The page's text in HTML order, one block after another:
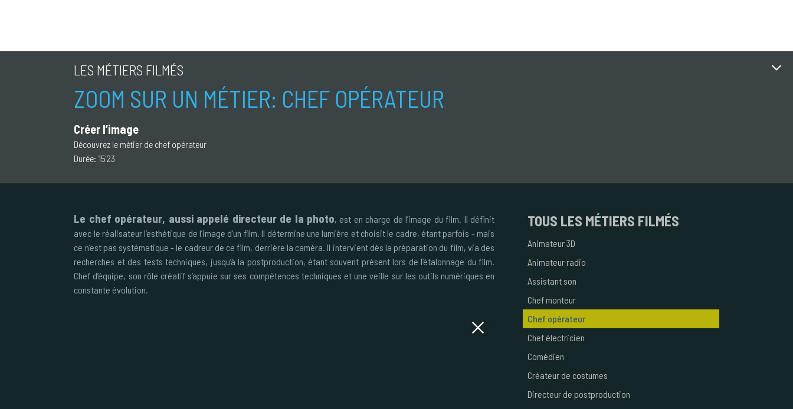
LES MÉTIERS FILMÉS
ZOOM SUR UN MÉTIER: CHEF OPÉRATEUR
Créer l’image
Découvrez le métier de chef opérateur
Durée: 15'23
Le chef opérateur, aussi appelé directeur de la photo, est en charge de l’image du film. Il définit
avec le réalisateur l’esthétique de l’image d’un film. Il détermine une lumière et choisit le cadre, étant parfois - mais
ce n’est pas systématique - le cadreur de ce film, derrière la caméra. Il intervient dès la préparation du film, via des
recherches et des tests techniques, jusqu’à la postproduction, étant souvent présent lors de l’étalonnage du film.
Chef d’équipe, son rôle créatif s’appuie sur ses compétences techniques et une veille sur les outils numériques en
constante évolution.
TOUS LES MÉTIERS FILMÉS
Animateur 3D
Animateur radio
Assistant son
Chef monteur
Chef opérateur
Chef électricien
Comédien
Créateur de costumes
Directeur de postproduction